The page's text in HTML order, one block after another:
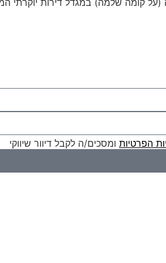
(על קומה שלמה) במגדל דירות יוקרתי
הפרטיות ומסכים/ה לקבל דיוור שיווקי